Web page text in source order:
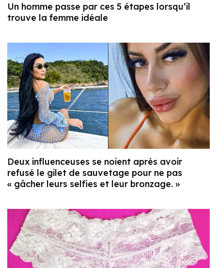
Un homme passe par ces 5 étapes lorsqu’il
trouve la femme idéale
Deux influenceuses se noient après avoir
refusé le gilet de sauvetage pour ne pas
« gâcher leurs selfies et leur bronzage. »